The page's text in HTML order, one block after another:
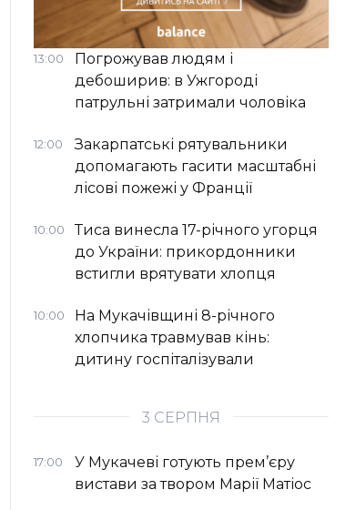
13:00
Погрожував людям і
дебоширив: в Ужгороді
патрульні затримали чоловіка
12:00
Закарпатські рятувальники
допомагають гасити масштабні
лісові пожежі у Франції
10:00
Тиса винесла 17-річного угорця
до України: прикордонники
встигли врятувати хлопця
10:00
На Мукачівщині 8-річного
хлопчика травмував кінь:
дитину госпіталізували
3 СЕРПНЯ
17:00
У Мукачеві готують прем’єру
вистави за твором Марії Матіос